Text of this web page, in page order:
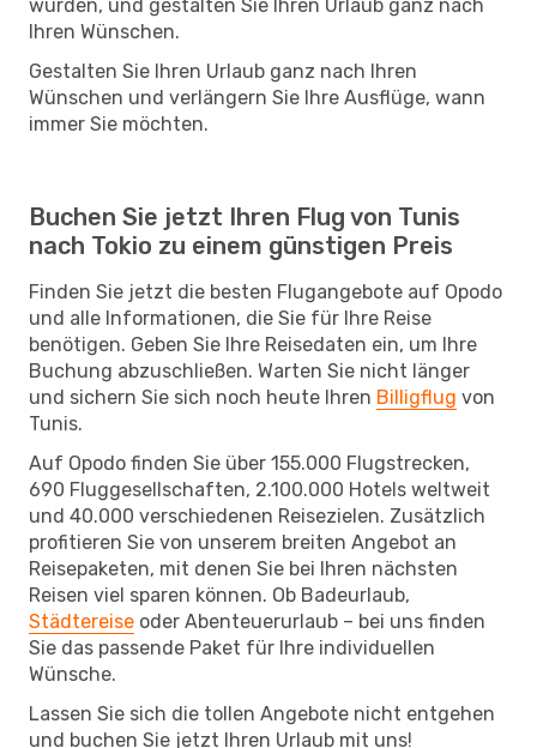
würden, und gestalten Sie Ihren Urlaub ganz nach
Ihren Wünschen.
Gestalten Sie Ihren Urlaub ganz nach Ihren
Wünschen und verlängern Sie Ihre Ausflüge, wann
immer Sie möchten.
Buchen Sie jetzt Ihren Flug von Tunis
nach Tokio zu einem günstigen Preis
Finden Sie jetzt die besten Flugangebote auf Opodo
und alle Informationen, die Sie für Ihre Reise
benötigen. Geben Sie Ihre Reisedaten ein, um Ihre
Buchung abzuschließen. Warten Sie nicht länger
und sichern Sie sich noch heute Ihren Billigflug von
Tunis.
Auf Opodo finden Sie über 155.000 Flugstrecken,
690 Fluggesellschaften, 2.100.000 Hotels weltweit
und 40.000 verschiedenen Reisezielen. Zusätzlich
profitieren Sie von unserem breiten Angebot an
Reisepaketen, mit denen Sie bei Ihren nächsten
Reisen viel sparen können. Ob Badeurlaub,
Städtereise oder Abenteuerurlaub – bei uns finden
Sie das passende Paket für Ihre individuellen
Wünsche.
Lassen Sie sich die tollen Angebote nicht entgehen
und buchen Sie jetzt Ihren Urlaub mit uns!